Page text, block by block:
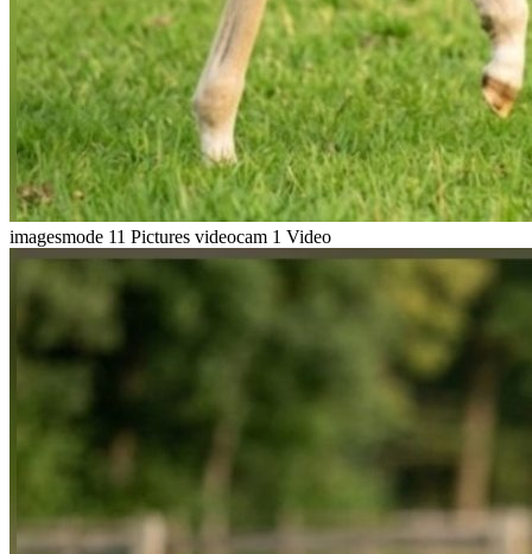
imagesmode 11 Pictures videocam 1 Video